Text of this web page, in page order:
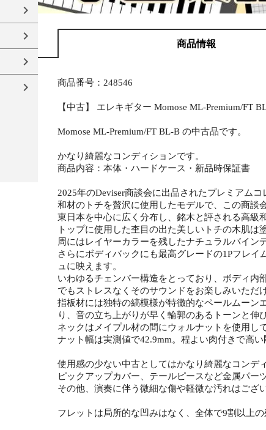
商品情報
商品番号：248546
【中古】 エレキギター Momose ML-Premium/FT
Momose ML-Premium/FT BL-B の中古品です。
かなり綺麗なコンディションです。
商品内容：本体・ハードケース・新品時保証書
2025年のDeviser商談会に出品されたプレミアムコ
和材のトチを贅沢に使用したモデルで、この商談
東日本を中心に広く分布し、銘木と評される高級
トップに使用した杢目の出た美しいトチの木肌
周にはレイヤーカラーを残したナチュラルバイン
さらにボディバックにも最高グレードの1Pフレ
ュに映えます。
いわゆるチェンバー構造をとっており、ボディ内
でもストレスなくそのサウンドをお楽しみいただ
指板材には独特の縞模様が特徴的なペールムーン
り、音の立ち上がりが早く輪郭のあるトーンと伸
ネックはメイプル材の間にウォルナットを使用し
ナット幅は実測値で42.9mm。程よい肉付きで高い
使用感の少ない中古としてはかなり綺麗なコンデ
ピックアップカバー、テールピースなど金属パー
その他、演奏に伴う微細な傷や軽微な汚れはござ
フレットは局所的な凹みはなく、全体で9割以上